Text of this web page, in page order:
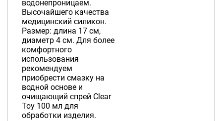
водонепроницаем.
Высочайшего качества
медицинский силикон.
Размер: длина 17 см,
диаметр 4 см. Для более
комфортного
использования
рекомендуем
приобрести смазку на
водной основе и
очищающий спрей Clear
Toy 100 мл для
обработки изделия.